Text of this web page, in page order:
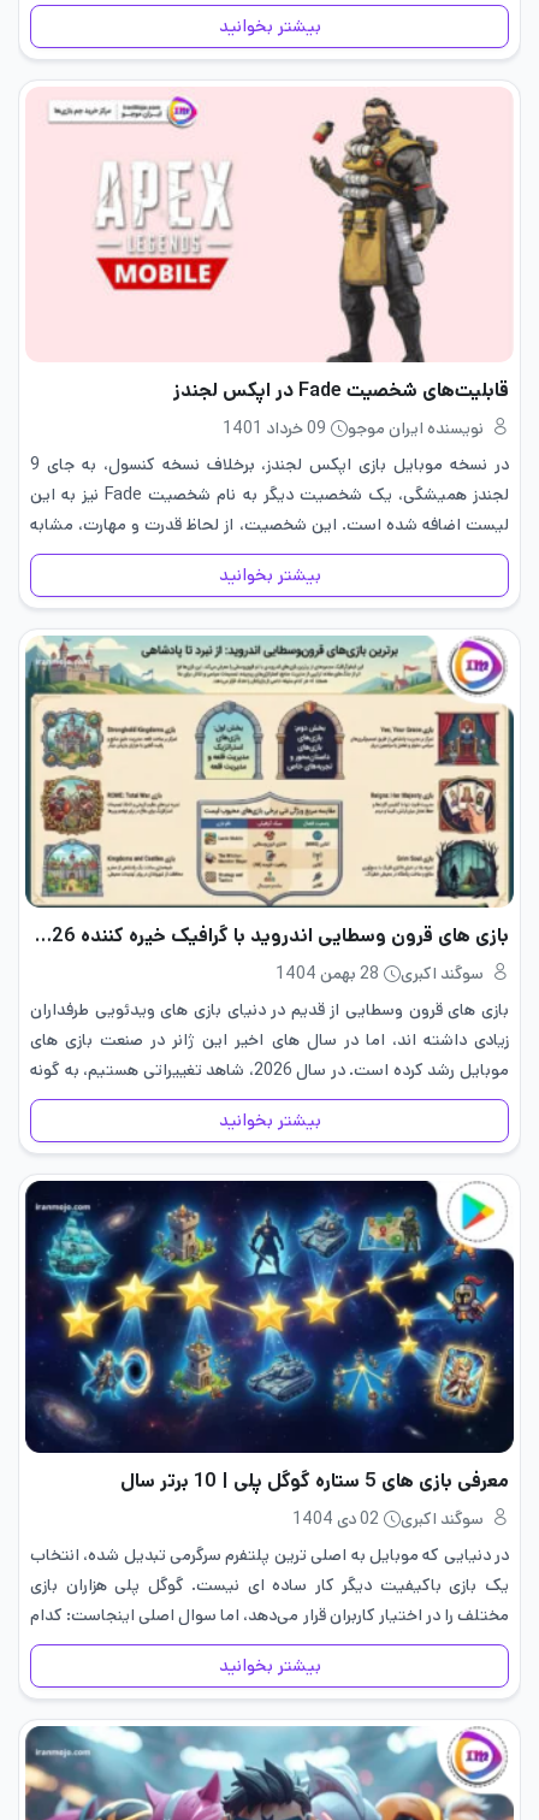
است. با ساعت‌های بی‌ شماری گیم‌…
بیشتر بخوانید
قابلیت‌های شخصیت Fade در اپکس لجندز
نویسنده ایران موجو
09 خرداد 1401
در نسخه موبایل بازی اپکس لجندز، برخلاف نسخه کنسول، به جای 9
لجندز همیشگی، یک شخصیت دیگر به نام شخصیت Fade نیز به این
لیست اضافه شده است. این شخصیت، از لحاظ قدرت و مهارت، مشابه
Wraith عمل می‌کند و…
بیشتر بخوانید
بازی های قرون وسطایی اندروید با گرافیک خیره کننده 2026
سوگند اکبری
28 بهمن 1404
بازی ‌های قرون وسطایی از قدیم در دنیای بازی های ویدئویی طرفداران
زیادی داشته اند، اما در سال های اخیر این ژانر در صنعت بازی های
موبایل رشد کرده است. در سال 2026، شاهد تغییراتی هستیم، به گونه
ای که…
بیشتر بخوانید
معرفی بازی های 5 ستاره گوگل پلی | 10 برتر سال
سوگند اکبری
02 دی 1404
در دنیایی که موبایل به اصلی ترین پلتفرم سرگرمی تبدیل شده، انتخاب
یک بازی باکیفیت دیگر کار ساده ای نیست. گوگل پلی هزاران بازی
مختلف را در اختیار کاربران قرار می‌دهد، اما سوال اصلی اینجاست: کدام
بازی ها واقعا ارزش…
بیشتر بخوانید